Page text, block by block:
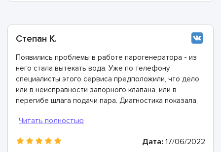
Степан К.
Появились проблемы в работе парогенератора - из
него стала вытекать вода. Уже по телефону
специалисты этого сервиса предположили, что дело
или в неисправности запорного клапана, или в
перегибе шлага подачи пара. Диагностика показала,
быстро подобрали необходимые детали, запчасти и
невероятно короткие сроки!
Дата: 17/06/2022